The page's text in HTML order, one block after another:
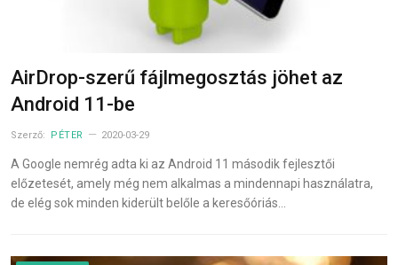
AirDrop-szerű fájlmegosztás jöhet az
Android 11-be
Szerző: PÉTER 2020-03-29
A Google nemrég adta ki az Android 11 második fejlesztői
előzetesét, amely még nem alkalmas a mindennapi használatra,
de elég sok minden kiderült belőle a keresőóriás…